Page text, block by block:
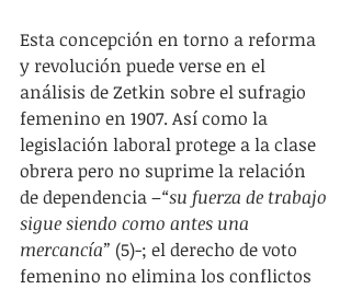
Esta concepción en torno a reforma
y revolución puede verse en el
análisis de Zetkin sobre el sufragio
femenino en 1907. Así como la
legislación laboral protege a la clase
obrera pero no suprime la relación
de dependencia –“su fuerza de trabajo
sigue siendo como antes una
mercancía” (5)-; el derecho de voto
femenino no elimina los conflictos